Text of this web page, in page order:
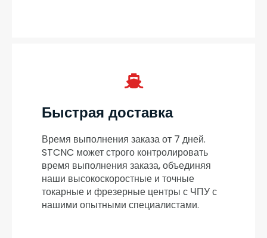
Быстрая доставка
Время выполнения заказа от 7 дней.
STCNC может строго контролировать
время выполнения заказа, объединяя
наши высокоскоростные и точные
токарные и фрезерные центры с ЧПУ с
нашими опытными специалистами.